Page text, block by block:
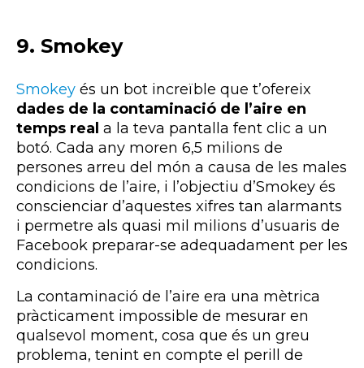
9. Smokey
Smokey és un bot increïble que t’ofereix
dades de la contaminació de l’aire en
temps real a la teva pantalla fent clic a un
botó. Cada any moren 6,5 milions de
persones arreu del món a causa de les males
condicions de l’aire, i l’objectiu d’Smokey és
conscienciar d’aquestes xifres tan alarmants
i permetre als quasi mil milions d’usuaris de
Facebook preparar-se adequadament per les
condicions.
La contaminació de l’aire era una mètrica
pràcticament impossible de mesurar en
qualsevol moment, cosa que és un greu
problema, tenint en compte el perill de